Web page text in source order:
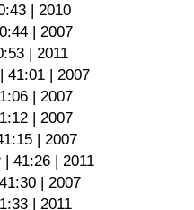
| 2010
| 2007
| 2011
41:01 | 2007
| 2007
| 2007
| 2007
41:26 | 2011
| 2007
| 2011